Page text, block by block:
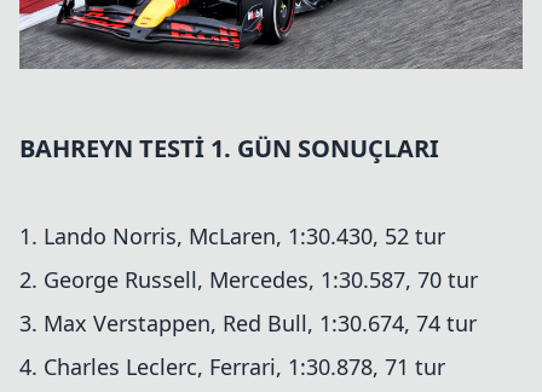
BAHREYN TESTİ 1. GÜN SONUÇLARI
1. Lando Norris, McLaren, 1:30.430, 52 tur
2. George Russell, Mercedes, 1:30.587, 70 tur
3. Max Verstappen, Red Bull, 1:30.674, 74 tur
4. Charles Leclerc, Ferrari, 1:30.878, 71 tur